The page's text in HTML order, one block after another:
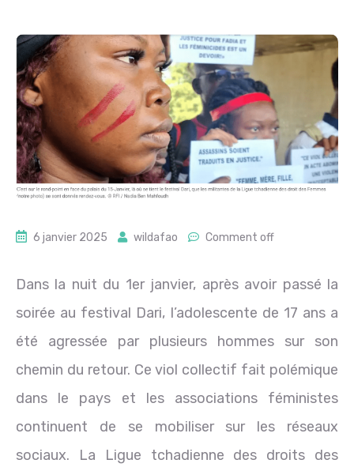
6 janvier 2025 wildafao Comment off
Dans la nuit du 1er janvier, après avoir passé la
soirée au festival Dari, l’adolescente de 17 ans a
été agressée par plusieurs hommes sur son
chemin du retour. Ce viol collectif fait polémique
dans le pays et les associations féministes
continuent de se mobiliser sur les réseaux
sociaux. La Ligue tchadienne des droits des